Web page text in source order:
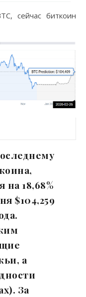
сейчас биткоин
на 18,68%
$104,259
а
За